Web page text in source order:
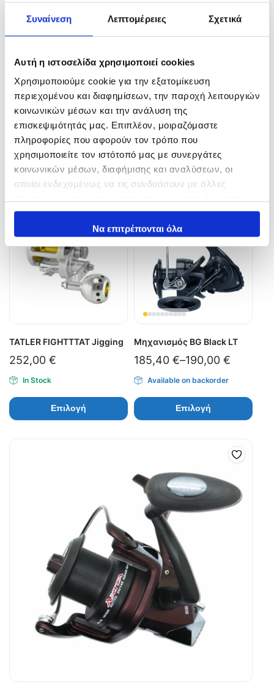
Συναίνεση Λεπτομέρειες Σχετικά
Αυτή η ιστοσελίδα χρησιμοποιεί cookies
Χρησιμοποιούμε cookie για την εξατομίκευση
περιεχομένου και διαφημίσεων, την παροχή λειτουργιών
κοινωνικών μέσων και την ανάλυση της
επισκεψιμότητάς μας. Επιπλέον, μοιραζόμαστε
πληροφορίες που αφορούν τον τρόπο που
χρησιμοποιείτε τον ιστότοπό μας με συνεργάτες
κοινωνικών μέσων, διαφήμισης και αναλύσεων, οι
οποίοι ενδεχομένως να τις συνδυάσουν με άλλες
έχουν συλλέξει σε σχέση με την από μέρους σας χρήση
των υπηρεσιών τους.Να επιτρέπονται όλα
Everol VJ-6
339,00€
In Stock
Επιλογή
Tatler ADVANCETAT
275,00€–290,00
In Stock
Επιλογή
TATLER FIGHTTTAT Jigging
252,00 €
In Stock
Επιλογή
Μηχανισμός BG Black LT
185,40 €–190,00 €
Available on backorder
Επιλογή